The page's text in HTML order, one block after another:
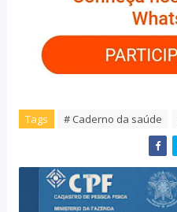
Tags # Caderno da saúde